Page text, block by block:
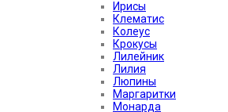
Ирисы
Клематис
Колеус
Крокусы
Лилейник
Лилия
Люпины
Маргаритки
Монарда